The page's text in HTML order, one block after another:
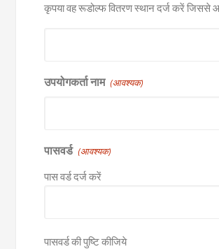
कृपया वह रूडोल्फ वितरण स्थान दर्ज करें जिससे
उपयोगकर्ता नाम (आवश्यक)
पासवर्ड (आवश्यक)
पास वर्ड दर्ज करें
पासवर्ड की पुष्टि कीजिये